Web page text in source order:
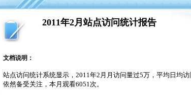
2011年2月站点访问统计报告
文档说明：
站点访问统计系统显示， 2011年2 月月访问量过5万，平均日均访
依然备受关注，本月观看6051次。